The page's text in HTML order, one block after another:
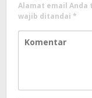
Alamat email
wajib ditandai *